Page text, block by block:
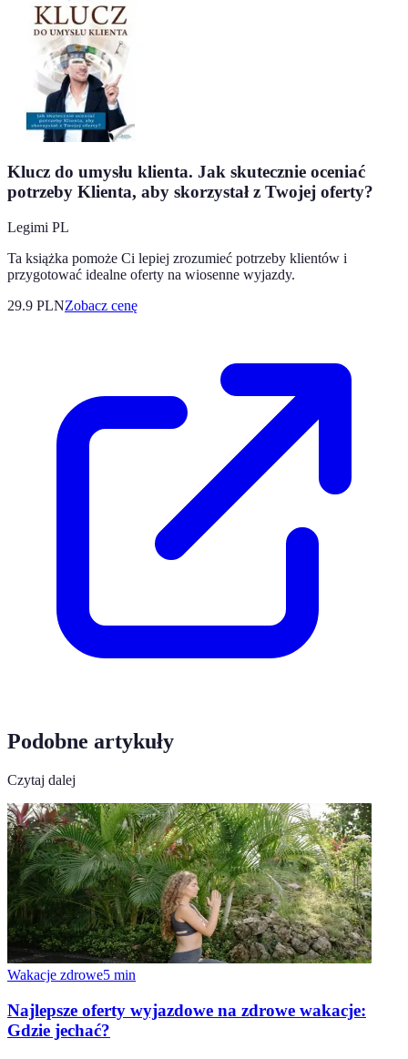
Klucz do umysłu klienta. Jak skutecznie oceniać
potrzeby Klienta, aby skorzystał z Twojej oferty?
Legimi PL
Ta książka pomoże Ci lepiej zrozumieć potrzeby klientów i
przygotować idealne oferty na wiosenne wyjazdy.
29.9 PLNZobacz cenę
Podobne artykuły
Czytaj dalej
Wakacje zdrowe5 min
Najlepsze oferty wyjazdowe na zdrowe wakacje:
Gdzie jechać?